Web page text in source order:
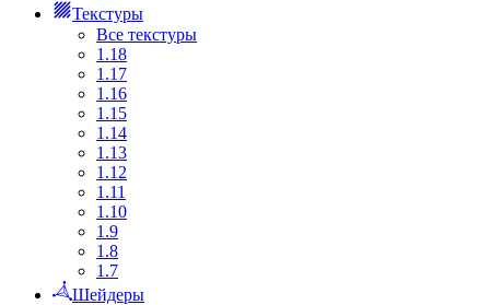
Текстуры
Все текстуры
1.18
1.17
1.16
1.15
1.14
1.13
1.12
1.11
1.10
1.9
1.8
1.7
Шейдеры